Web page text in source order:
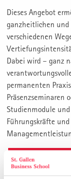
Dieses Angebot
ganzheitlichen und
verschiedenen
Dabei wird – ganz
permanenten
Präsenzseminaren
Studienmodule und
Führungskräfte
Management